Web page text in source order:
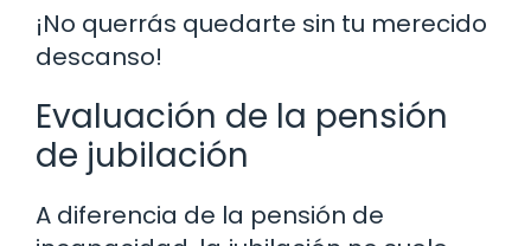
¡No querrás quedarte sin tu merecido
descanso!
Evaluación de la pensión
de jubilación
A diferencia de la pensión de